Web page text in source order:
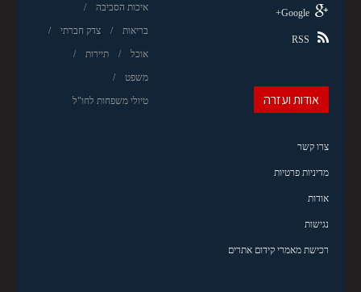
איכות הסביבה
בריאות צדק חברתי
אוכל תיירות
משפט
טיולי משפחות לחו"ל
Google+
RSS
אודות ועזרה
צרו קשר
מדיניות פרטיות
אודות
נגישות
רכישת מאמרי קידום אתרים